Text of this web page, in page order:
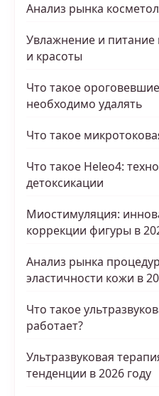
Анализ рынка
Увлажнение и питание
и красоты
Что такое
необходимо удалять
Что такое
Что такое Heleo4:
детоксикации
Миостимуляция:
коррекции фигуры в
Анализ рынка
эластичности кожи в
Что такое
работает?
Ультразвуковая
тенденции в 2026 году